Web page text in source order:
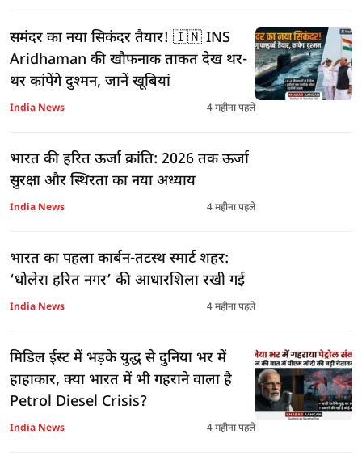
समंदर का नया सिकंदर तैयार! 🇮🇳 INS
Aridhaman की खौफनाक ताकत देख थर-
थर कांपेंगे दुश्मन, जानें खूबियां
India News 4 महीना पहले
भारत की हरित ऊर्जा क्रांति: 2026 तक ऊर्जा
सुरक्षा और स्थिरता का नया अध्याय
India News 4 महीना पहले
भारत का पहला कार्बन-तटस्थ स्मार्ट शहर:
‘धोलेरा हरित नगर’ की आधारशिला रखी गई
India News 4 महीना पहले
मिडिल ईस्ट में भड़के युद्ध से दुनिया भर में
हाहाकार, क्या भारत में भी गहराने वाला है
Petrol Diesel Crisis?
India News 4 महीना पहले